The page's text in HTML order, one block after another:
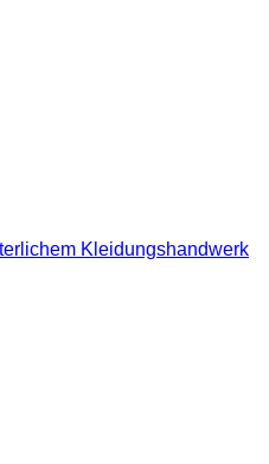
Kleidungshandwerk